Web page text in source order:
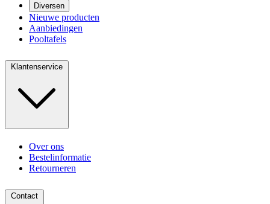
Diversen
Nieuwe producten
Aanbiedingen
Pooltafels
Klantenservice
Over ons
Bestelinformatie
Retourneren
Contact